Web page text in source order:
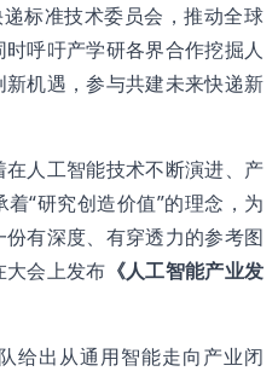
标准技术委员会，推动全球
呼吁产学研各界合作挖掘人
机遇，参与共建未来快递新
人工智能技术不断演进、产
“研究创造价值”的理念，为
有深度、有穿透力的参考图
大会上发布 《人工智能产业发
给出从通用智能走向产业闭